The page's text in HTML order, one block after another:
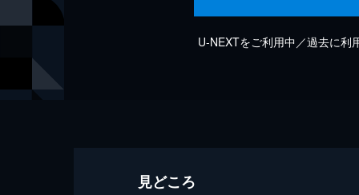
U-NEXTをご利用中／過去に利
見どころ